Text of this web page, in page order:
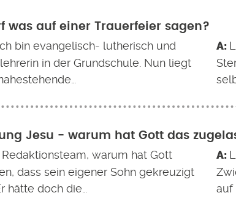
was auf einer Trauerfeier sagen?
bin evangelisch- lutherisch und
in der Grundschule. Nun liegt
Jesu - warum hat Gott das
warum hat Gott
dass sein eigener Sohn gekreuzigt
hätte doch die…
auf